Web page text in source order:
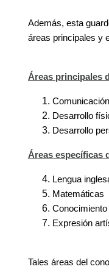
Además, esta
áreas principales y
Áreas principales
Desarrollo
Desarrollo
Áreas específicas
Lengua
Matemáticas
Expresión
Tales áreas del